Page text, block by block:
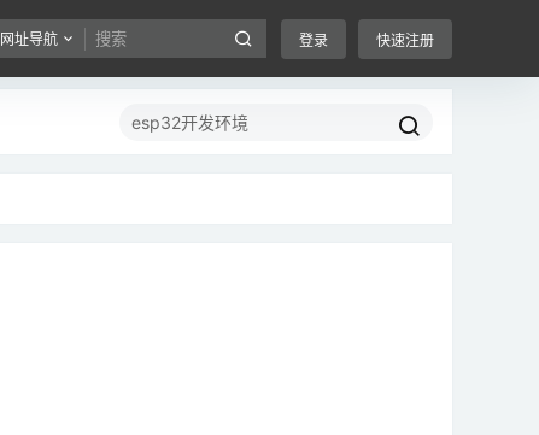
网址导航 登录 快速注册